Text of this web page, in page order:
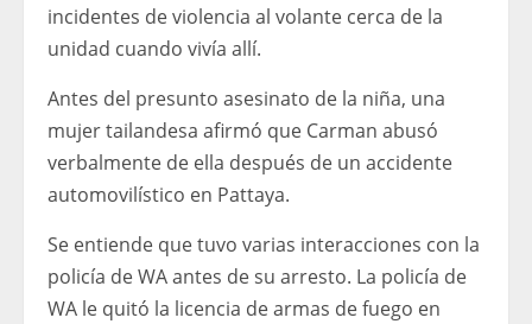
incidentes de violencia al volante cerca de la
unidad cuando vivía allí.
Antes del presunto asesinato de la niña, una
mujer tailandesa afirmó que Carman abusó
verbalmente de ella después de un accidente
automovilístico en Pattaya.
Se entiende que tuvo varias interacciones con la
policía de WA antes de su arresto. La policía de
WA le quitó la licencia de armas de fuego en